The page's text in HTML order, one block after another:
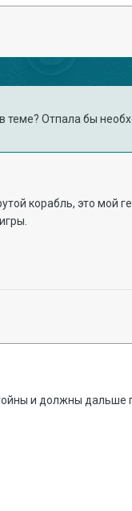
Отпала бы
корабль, это мой
и должны дальше